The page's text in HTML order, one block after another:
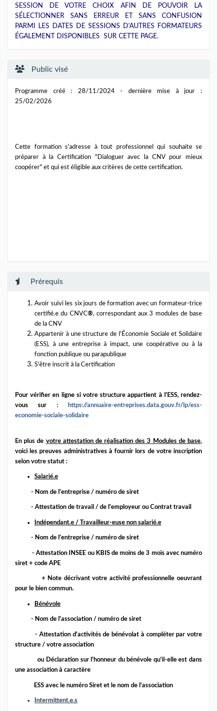
SESSION DE VOTRE CHOIX AFIN DE POUVOIR LA
SÉLECTIONNER SANS ERREUR ET SANS CONFUSION
PARMI LES DATES DE SESSIONS D'AUTRES FORMATEURS
ÉGALEMENT DISPONIBLES SUR CETTE PAGE.
Public visé
Programme créé : 28/11/2024 - dernière mise à jour :
25/02/2026
Cette formation s'adresse à tout professionnel qui souhaite se
préparer à la Certification " Dialoguer avec la CNV pour mieux
coopérer" et qui est éligible aux critères de cette certification.
Prérequis
Avoir suivi les six jours de formation avec un formateur-trice
certifié.e du CNVC®, correspondant aux 3 modules de base
de la CNV
Appartenir à une structure de l'Économie Sociale et Solidaire
(ESS), à une entreprise à impact, une coopérative ou à la
fonction publique ou parapublique
S'être inscrit à la Certification
Pour vérifier en ligne si votre structure appartient à l'ESS, rendez-
vous sur :https://annuaire-entreprises.data.gouv.fr/lp/ess-
economie-sociale-solidaire
En plus de votre attestation de réalisation des 3 Modules de base,
voici les preuves administratives à fournir lors de votre inscription
selon votre statut :
Salarié.e
- Nom de l'entreprise / numéro de siret
- Attestation de travail / de l'employeur ou Contrat travail
Indépendant.e / Travailleur-euse non salarié.e
- Nom de l'entreprise / numéro de siret
- Attestation INSEE ou KBIS de moins de 3 mois avec numéro
siret + code APE
+ Note décrivant votre activité professionnelleoeuvrant
pour le bien commun.
Bénévole
- Nom de l'association / numéro de siret
- Attestation d'activités de bénévolat à compléter par votre
structure / votre association
ou Déclaration sur l'honneur du bénévole qu'il-elle est dans
une association à caractère
ESS avec le numéro Siret et le nom de l'association
Intermittent.e.s